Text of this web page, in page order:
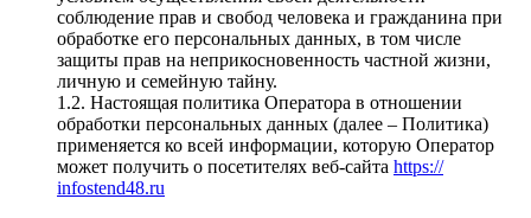
соблюдение прав и свобод человека и гражданина при
обработке его персональных данных, в том числе
защиты прав на неприкосновенность частной жизни,
личную и семейную тайну.
1.2. Настоящая политика Оператора в отношении
обработки персональных данных (далее – Политика)
применяется ко всей информации, которую Оператор
может получить о посетителях веб-сайта https://
infostend48.ru